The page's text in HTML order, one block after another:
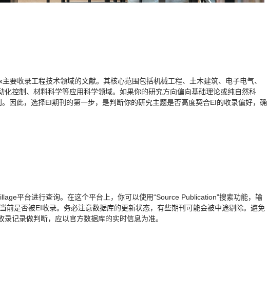
要收录工程技术领域的文献。其核心范围包括机械工程、土木建筑、电子电气、
化控制、材料科学等应用科学领域。如果你的研究方向偏向基础理论或纯自然科
因此，选择EI期刊的第一步，是判断你的研究主题是否高度契合EI的收录偏好，确
平台进行查询。在这个平台上，你可以使用“Source Publication”搜索功能，输
前是否被EI收录。务必注意数据库的更新状态，有些期刊可能会被中途剔除。避免
记录做判断，应以官方数据库的实时信息为准。